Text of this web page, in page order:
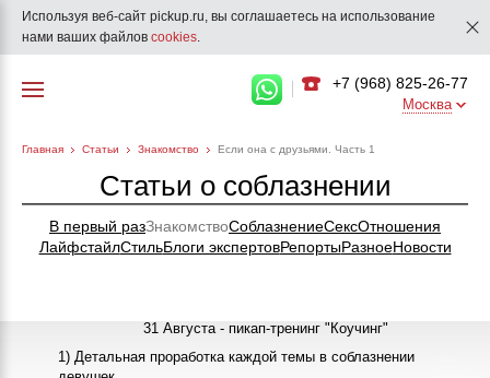
Используя веб-сайт pickup.ru, вы соглашаетесь на использование
нами ваших файлов cookies.
+7 (968) 825-26-77
Москва
Главная Статьи Знакомство Если она с друзьями. Часть 1
Статьи о соблазнении
В первый разЗнакомствоСоблазнениеСексОтношения
ЛайфстайлСтильБлоги экспертовРепортыРазноеНовости
31 Августа - пикап-тренинг "Коучинг"
1) Детальная проработка каждой темы в соблазнении